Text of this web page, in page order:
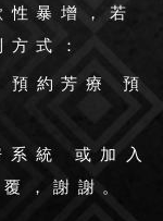
暴增，若
式：
預約芳療 預
統 或加入
，謝謝。